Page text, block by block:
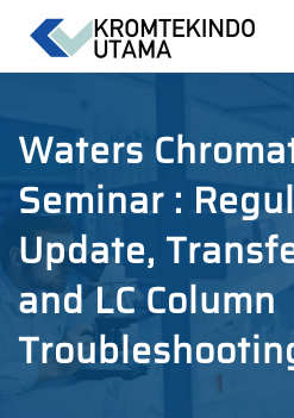
Waters
Seminar :
Update,
and LC Column